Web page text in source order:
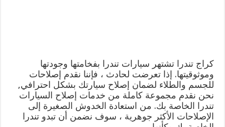
كراج تندرا تشتهر سيارات تندرا بفخامتها وجودتها
وموثوقيتها. إذا تعرضت لحادث ، فإننا نقدم إصلاحات
للجسم والطلاء لضمان إصلاح سيارتك بشكل احترافي,
نحن نقدم مجموعة كاملة من خدمات إصلاح السيارات
تندرا الخاصة بك. من استعادة الخدوش الصغيرة إلى
الإصلاحات الأكثر جوهرية ، سوف نضمن أن تبدو تندرا